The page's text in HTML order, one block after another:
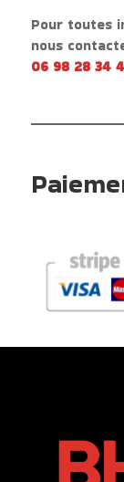
Pour toutes
nous
06 98 28 34